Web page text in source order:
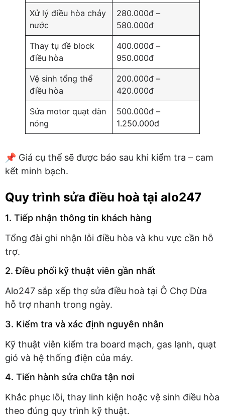
Xử lý điều hòa chảy
nước
280.000đ –
580.000đ
Thay tụ đề block
điều hòa
400.000đ –
950.000đ
Vệ sinh tổng thể
điều hòa
200.000đ –
420.000đ
Sửa motor quạt dàn
nóng
500.000đ –
1.250.000đ
📌 Giá cụ thể sẽ được báo sau khi kiểm tra – cam
kết minh bạch.
Quy trình sửa điều hoà tại alo247
1. Tiếp nhận thông tin khách hàng
Tổng đài ghi nhận lỗi điều hòa và khu vực cần hỗ
trợ.
2. Điều phối kỹ thuật viên gần nhất
Alo247 sắp xếp thợ sửa điều hoà tại Ô Chợ Dừa
hỗ trợ nhanh trong ngày.
3. Kiểm tra và xác định nguyên nhân
Kỹ thuật viên kiểm tra board mạch, gas lạnh, quạt
gió và hệ thống điện của máy.
4. Tiến hành sửa chữa tận nơi
Khắc phục lỗi, thay linh kiện hoặc vệ sinh điều hòa
theo đúng quy trình kỹ thuật.